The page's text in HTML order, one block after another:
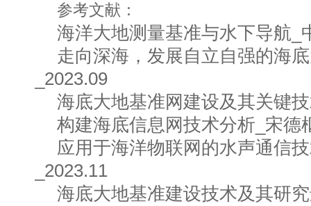
参考文献：
海洋大地测量基准与水下导航_
走向深海，发展自立自强的海
_2023.09
海底大地基准网建设及其关键
构建海底信息网技术分析_宋德
应用于海洋物联网的水声通信
_2023.11
海底大地基准建设技术及其研